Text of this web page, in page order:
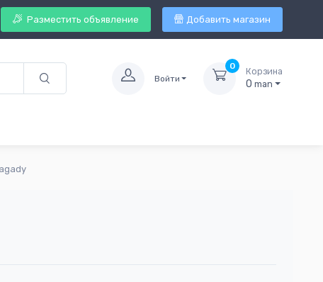
Разместить объявление Добавить магазин
Войти
0
Корзина
0 man